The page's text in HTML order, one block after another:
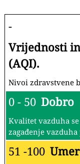
-
Vrijednosti
(AQI).
Nivoi zdravstvene
0 - 50 Dobro
Kvalitet vazduha
zagađenje
51 -100